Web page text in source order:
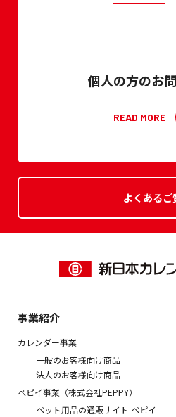
個人の方のお
READ MORE
よくあるご
事業紹介
カレンダー事業
一般のお客様向け商品
法人のお客様向け商品
ぺピイ事業（株式会社PEPPY）
ペット用品の通販サイト ペピイ